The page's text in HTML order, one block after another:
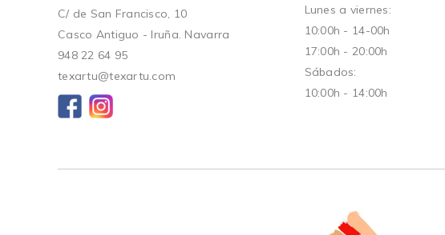
C/ de San Francisco, 10
Casco Antiguo - Iruña. Navarra
948 22 64 95
texartu@texartu.com
Lunes a viernes:
10:00h - 14-00h
17:00h - 20:00h
Sábados:
10:00h - 14:00h